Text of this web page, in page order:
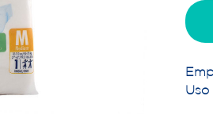
Uso